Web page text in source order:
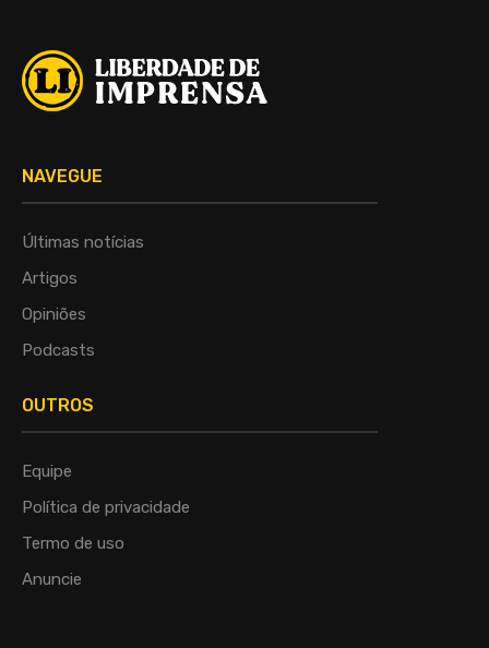
NAVEGUE
Últimas notícias
Artigos
Opiniões
Podcasts
OUTROS
Equipe
Política de privacidade
Termo de uso
Anuncie